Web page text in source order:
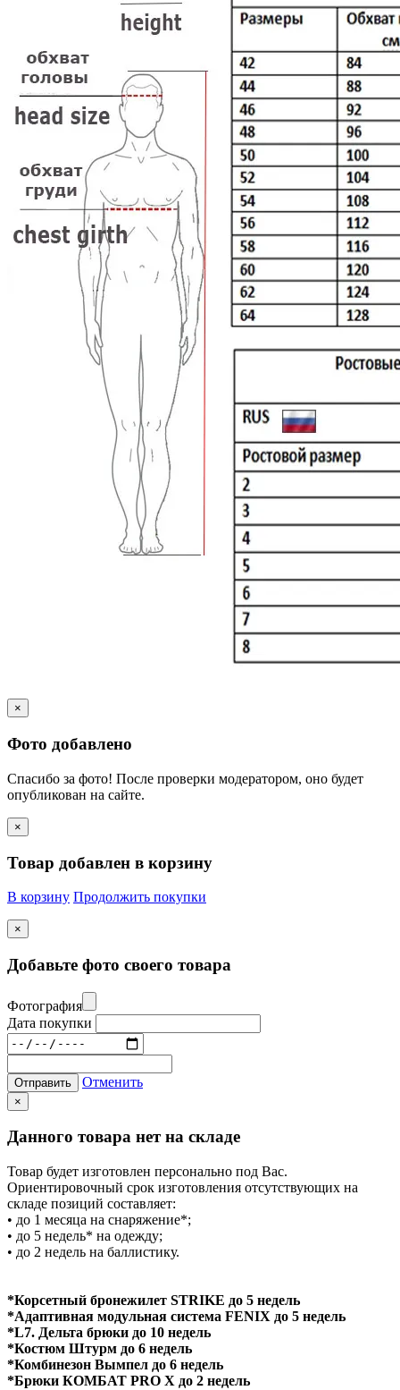
×
Фото добавлено
Спасибо за фото! После проверки модератором, оно будет
опубликован на сайте.
×
Товар добавлен в корзину
В корзину Продолжить покупки
×
Добавьте фото своего товара
Фотография
Дата покупки
Отправить Отменить
×
Данного товара нет на складе
Товар будет изготовлен персонально под Вас.
Ориентировочный срок изготовления отсутствующих на
складе позиций составляет:
• до 1 месяца на снаряжение*;
• до 5 недель* на одежду;
• до 2 недель на баллистику.
*Корсетный бронежилет STRIKE до 5 недель
*Адаптивная модульная система FENIX до 5 недель
*L7. Дельта брюки до 10 недель
*Костюм Штурм до 6 недель
*Комбинезон Вымпел до 6 недель
*Брюки КОМБАТ PRO X до 2 недель